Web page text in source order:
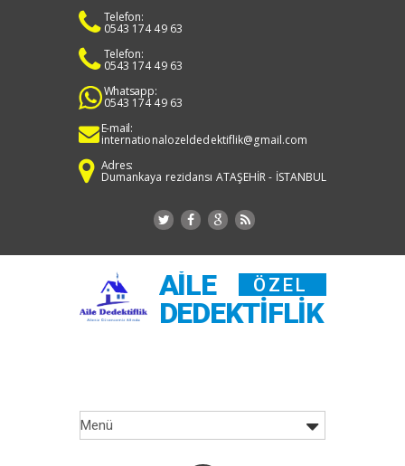
Telefon:
0543 174 49 63
Telefon:
0543 174 49 63
Whatsapp:
0543 174 49 63
E-mail:
internationalozeldedektiflik@gmail.com
Adres:
Dumankaya rezidansı ATAŞEHİR - İSTANBUL
AILE ÖZEL
DEDEKTIFLIK